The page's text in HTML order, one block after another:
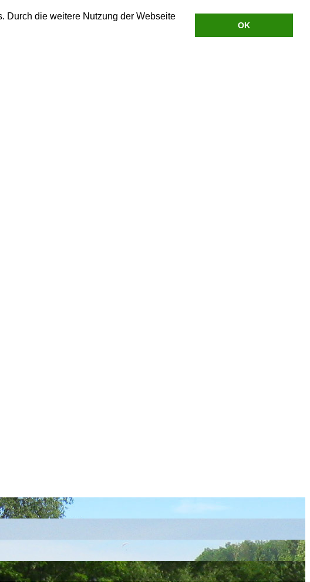
Durch die weitere Nutzung der Webseite
OK